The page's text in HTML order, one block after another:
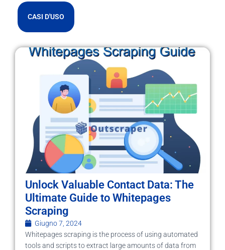
CASI D'USO
Unlock Valuable Contact Data: The
Ultimate Guide to Whitepages
Scraping
Giugno 7, 2024
Whitepages scraping is the process of using automated
tools and scripts to extract large amounts of data from